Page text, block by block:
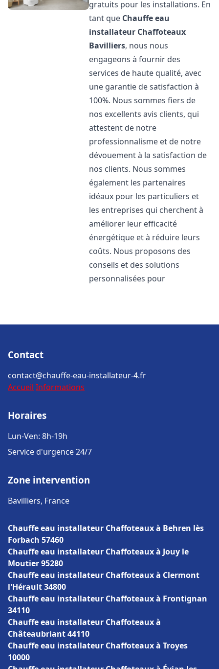
gratuits pour les installations. En
tant que Chauffe eau
installateur Chaffoteaux
Bavilliers, nous nous
engageons à fournir des
services de haute qualité, avec
une garantie de satisfaction à
100%. Nous sommes fiers de
nos excellents avis clients, qui
attestent de notre
professionnalisme et de notre
dévouement à la satisfaction de
nos clients. Nous sommes
également les partenaires
idéaux pour les particuliers et
les entreprises qui cherchent à
améliorer leur efficacité
énergétique et à réduire leurs
coûts. Nous proposons des
conseils et des solutions
personnalisées pour
Contact
contact@chauffe-eau-installateur-4.fr
Accueil Informations
Horaires
Lun-Ven: 8h-19h
Service d'urgence 24/7
Zone intervention
Bavilliers, France
Chauffe eau installateur Chaffoteaux à Behren lès
Forbach 57460
Chauffe eau installateur Chaffoteaux à Jouy le
Moutier 95280
Chauffe eau installateur Chaffoteaux à Clermont
l'Hérault 34800
Chauffe eau installateur Chaffoteaux à Frontignan
34110
Chauffe eau installateur Chaffoteaux à
Châteaubriant 44110
Chauffe eau installateur Chaffoteaux à Troyes
10000